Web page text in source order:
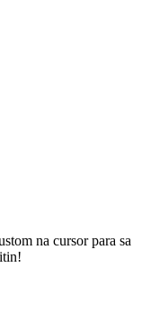
na cursor para sa